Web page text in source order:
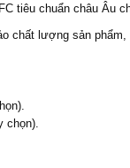
tiêu chuẩn châu Âu
chất lượng sản phẩm,
chọn).